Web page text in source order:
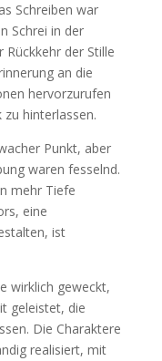
Schreiben war
Schrei in der
der Stille
an die
hervorzurufen
zu hinterlassen.
Punkt, aber
waren fesselnd.
mehr Tiefe
eine
ist
wirklich geweckt,
geleistet, die
Die Charaktere
realisiert, mit